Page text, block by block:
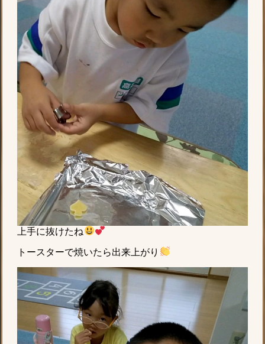
上手に抜けたね
トースターで焼いたら出来上がり